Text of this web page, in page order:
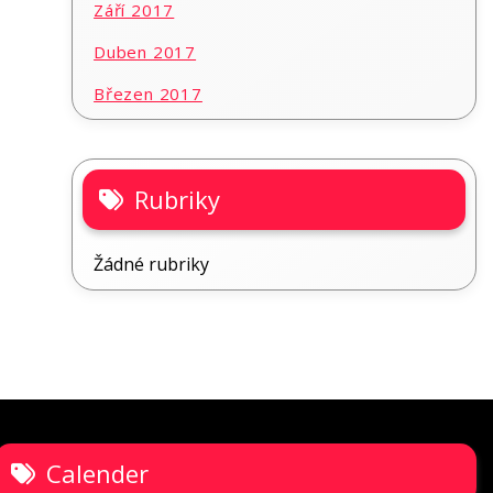
Září 2017
Duben 2017
Březen 2017
Rubriky
Žádné rubriky
Calender